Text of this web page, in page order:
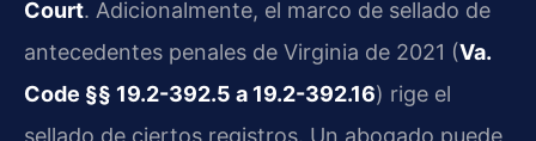
Court. Adicionalmente, el marco de sellado de
antecedentes penales de Virginia de 2021 (Va.
Code §§ 19.2-392.5 a 19.2-392.16) rige el
sellado de ciertos registros. Un abogado puede